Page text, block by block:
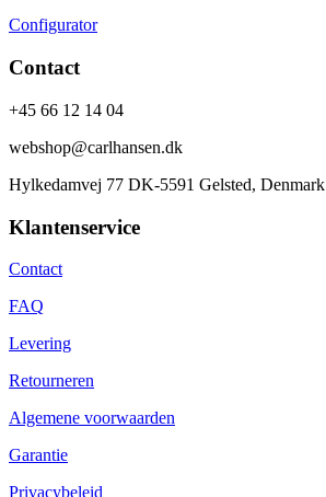
Configurator
Contact
+45 66 12 14 04
webshop@carlhansen.dk
Hylkedamvej 77 DK-5591 Gelsted, Denmark
Klantenservice
Contact
FAQ
Levering
Retourneren
Algemene voorwaarden
Garantie
Privacybeleid